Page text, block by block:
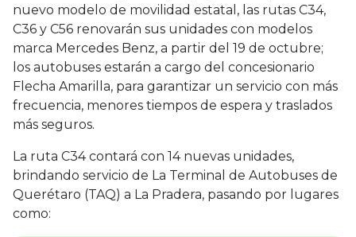
nuevo modelo de movilidad estatal, las rutas C34,
C36 y C56 renovarán sus unidades con modelos
marca Mercedes Benz, a partir del 19 de octubre;
los autobuses estarán a cargo del concesionario
Flecha Amarilla, para garantizar un servicio con más
frecuencia, menores tiempos de espera y traslados
más seguros.
La ruta C34 contará con 14 nuevas unidades,
brindando servicio de La Terminal de Autobuses de
Querétaro (TAQ) a La Pradera, pasando por lugares
como: